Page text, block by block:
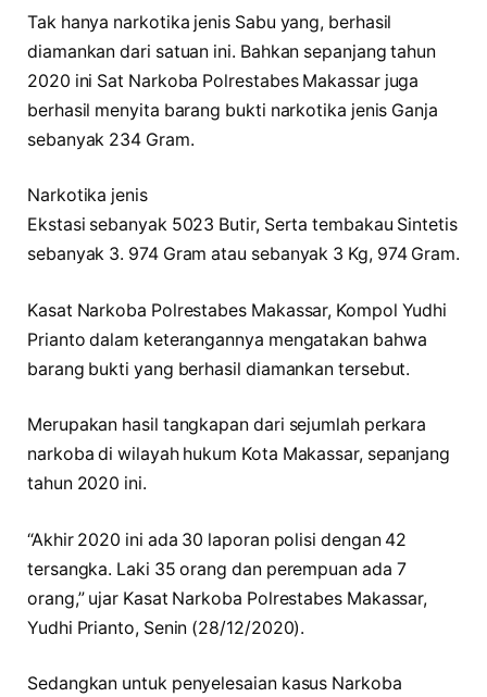
Tak hanya narkotika jenis Sabu yang, berhasil
diamankan dari satuan ini. Bahkan sepanjang tahun
2020 ini Sat Narkoba Polrestabes Makassar juga
berhasil menyita barang bukti narkotika jenis Ganja
sebanyak 234 Gram.
Narkotika jenis
Ekstasi sebanyak 5023 Butir, Serta tembakau Sintetis
sebanyak 3. 974 Gram atau sebanyak 3 Kg, 974 Gram.
Kasat Narkoba Polrestabes Makassar, Kompol Yudhi
Prianto dalam keterangannya mengatakan bahwa
barang bukti yang berhasil diamankan tersebut.
Merupakan hasil tangkapan dari sejumlah perkara
narkoba di wilayah hukum Kota Makassar, sepanjang
tahun 2020 ini.
“Akhir 2020 ini ada 30 laporan polisi dengan 42
tersangka. Laki 35 orang dan perempuan ada 7
orang,” ujar Kasat Narkoba Polrestabes Makassar,
Yudhi Prianto, Senin (28/12/2020).
Sedangkan untuk penyelesaian kasus Narkoba